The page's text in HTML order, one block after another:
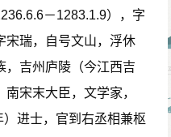
－1283.1.9），字
宋瑞，自号文山，浮休
，吉州庐陵（今江西吉
南宋末大臣，文学家，
进士，官到右丞相兼枢